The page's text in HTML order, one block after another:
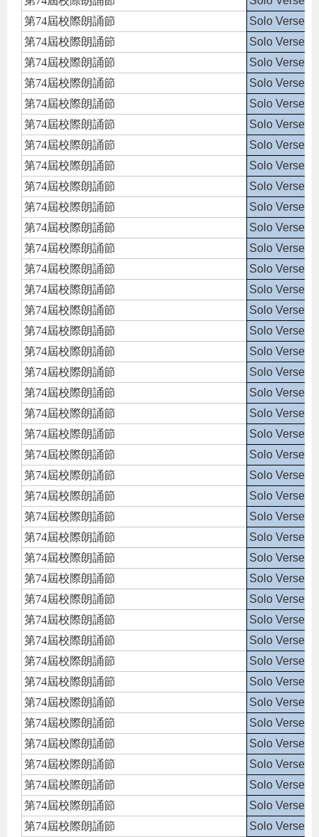
第74屆校際朗誦節
Solo Verse
第74屆校際朗誦節
Solo Verse
第74屆校際朗誦節
Solo Verse
第74屆校際朗誦節
Solo Verse
第74屆校際朗誦節
Solo Verse
第74屆校際朗誦節
Solo Verse
第74屆校際朗誦節
Solo Verse
第74屆校際朗誦節
Solo Verse
第74屆校際朗誦節
Solo Verse
第74屆校際朗誦節
Solo Verse
第74屆校際朗誦節
Solo Verse
第74屆校際朗誦節
Solo Verse
第74屆校際朗誦節
Solo Verse
第74屆校際朗誦節
Solo Verse
第74屆校際朗誦節
Solo Verse
第74屆校際朗誦節
Solo Verse
第74屆校際朗誦節
Solo Verse
第74屆校際朗誦節
Solo Verse
第74屆校際朗誦節
Solo Verse
第74屆校際朗誦節
Solo Verse
第74屆校際朗誦節
Solo Verse
第74屆校際朗誦節
Solo Verse
第74屆校際朗誦節
Solo Verse
第74屆校際朗誦節
Solo Verse
第74屆校際朗誦節
Solo Verse
第74屆校際朗誦節
Solo Verse
第74屆校際朗誦節
Solo Verse
第74屆校際朗誦節
Solo Verse
第74屆校際朗誦節
Solo Verse
第74屆校際朗誦節
Solo Verse
第74屆校際朗誦節
Solo Verse
第74屆校際朗誦節
Solo Verse
第74屆校際朗誦節
Solo Verse
第74屆校際朗誦節
Solo Verse
第74屆校際朗誦節
Solo Verse
第74屆校際朗誦節
Solo Verse
第74屆校際朗誦節
Solo Verse
第74屆校際朗誦節
Solo Verse
第74屆校際朗誦節
Solo Verse
第74屆校際朗誦節
Solo Verse